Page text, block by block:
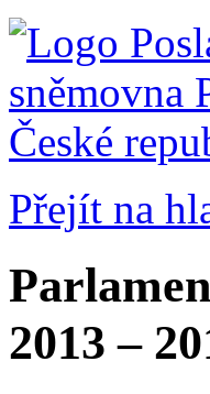
Přejít na
2013 –